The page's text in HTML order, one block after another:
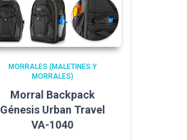
MORRALES (MALETINES Y
MORRALES)
Morral Backpack
Génesis Urban Travel
VA-1040